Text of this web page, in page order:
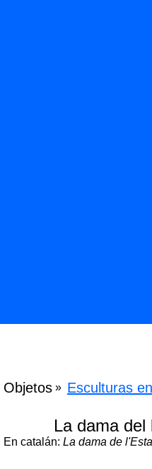
Objetos » Esculturas
La dama
En catalán: La dama de